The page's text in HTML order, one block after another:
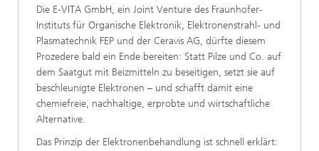
Die E-VITA GmbH, ein Joint Venture des Fraunhofer-
Instituts für Organische Elektronik, Elektronenstrahl- und
Plasmatechnik FEP und der Ceravis AG, dürfte diesem
Prozedere bald ein Ende bereiten: Statt Pilze und Co. auf
dem Saatgut mit Beizmitteln zu beseitigen, setzt sie auf
beschleunigte Elektronen – und schafft damit eine
chemiefreie, nachhaltige, erprobte und wirtschaftliche
Alternative.
Das Prinzip der Elektronenbehandlung ist schnell erklärt: